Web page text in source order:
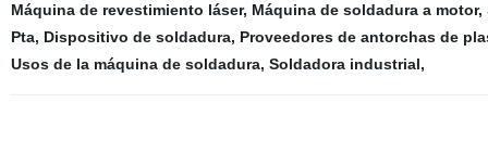
Máquina de revestimiento láser, Máquina de soldadura a motor,
Pta, Dispositivo de soldadura, Proveedores de antorchas de
Usos de la máquina de soldadura, Soldadora industrial,